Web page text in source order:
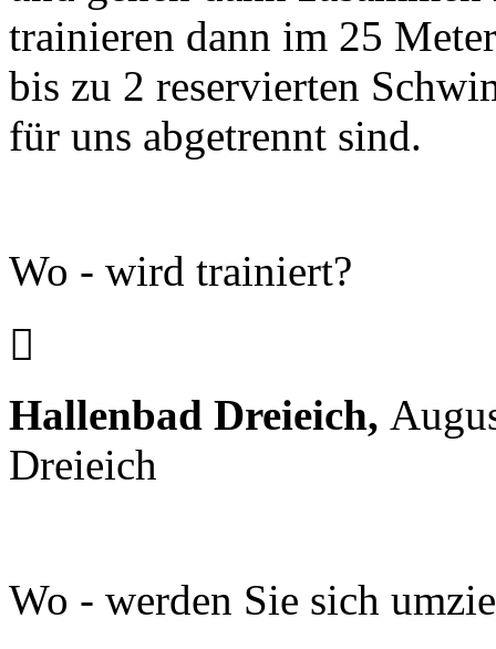
trainieren dann im 25
bis zu 2 reservierten
für uns abgetrennt sind.
Wo - wird trainiert?

Hallenbad Dreieich,
Dreieich
Wo - werden Sie sich